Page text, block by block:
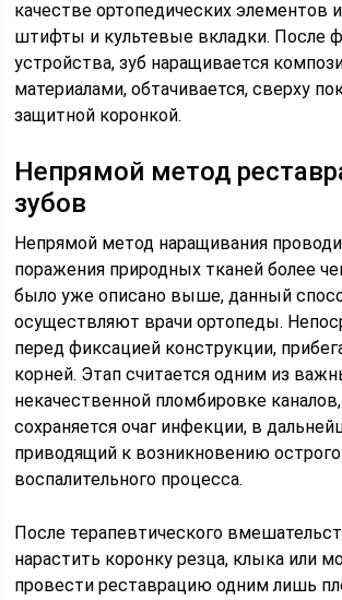
качестве ортопедических элементов
штифты и культевые вкладки. После
устройства, зуб наращивается
материалами, обтачивается, сверху
защитной коронкой.
Непрямой метод
зубов
Непрямой метод наращивания
поражения природных тканей более
было уже описано выше, данный
осуществляют врачи ортопеды.
перед фиксацией конструкции,
корней. Этап считается одним из
некачественной пломбировке
сохраняется очаг инфекции, в
приводящий к возникновению острого
воспалительного процесса.
После терапевтического
нарастить коронку резца, клыка или
провести реставрацию одним лишь